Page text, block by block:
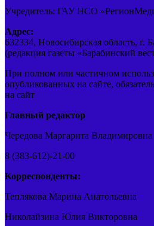
Учредитель: ГАУ НСО
Адрес:
632334, Новосибирская область, г.
(редакция газеты «Барабинский
При полном или частичном
опубликованных на сайте,
на сайт
Главный редактор
Чередова Маргарита Владимировна
8 (383-612)-21-00
Корреспонденты:
Теплякова Марина Анатольевна
Николайзина Юлия Викторовна